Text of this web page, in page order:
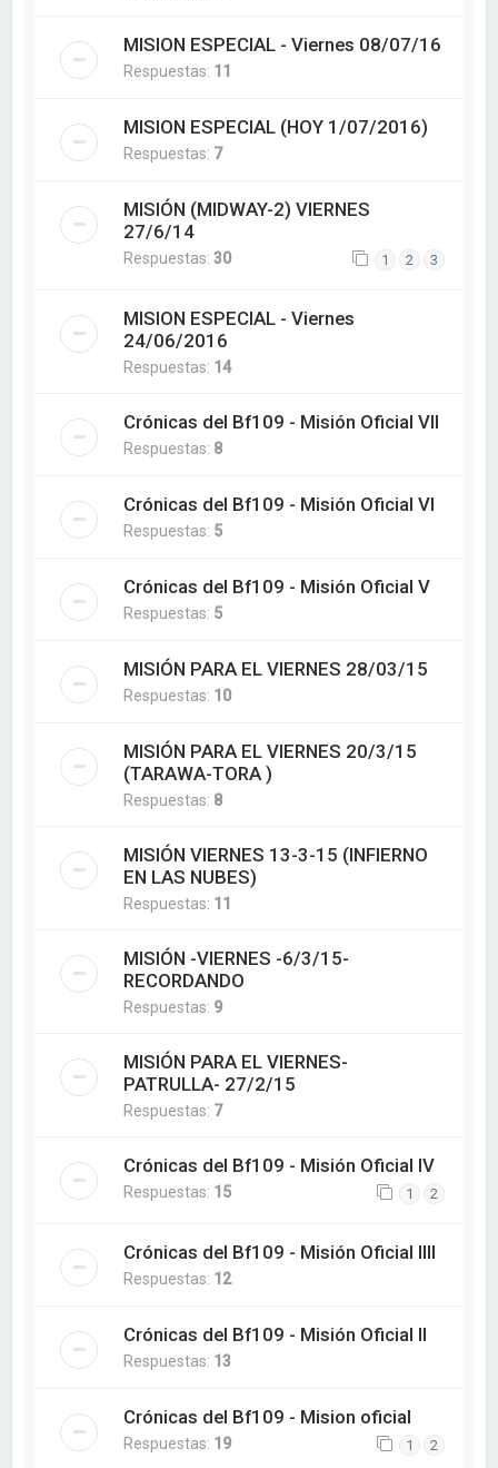
MISION ESPECIAL - Viernes 08/07/16
Respuestas: 11
MISION ESPECIAL (HOY 1/07/2016)
Respuestas: 7
MISIÓN (MIDWAY-2) VIERNES
27/6/14
Respuestas:30 1 2 3
MISION ESPECIAL - Viernes
24/06/2016
Respuestas: 14
Crónicas del Bf109 - Misión Oficial VII
Respuestas: 8
Crónicas del Bf109 - Misión Oficial VI
Respuestas: 5
Crónicas del Bf109 - Misión Oficial V
Respuestas: 5
MISIÓN PARA EL VIERNES 28/03/15
Respuestas: 10
MISIÓN PARA EL VIERNES 20/3/15
(TARAWA-TORA )
Respuestas: 8
MISIÓN VIERNES 13-3-15 (INFIERNO
EN LAS NUBES)
Respuestas: 11
MISIÓN -VIERNES -6/3/15-
RECORDANDO
Respuestas: 9
MISIÓN PARA EL VIERNES-
PATRULLA- 27/2/15
Respuestas: 7
Crónicas del Bf109 - Misión Oficial IV
Respuestas: 15 1 2
Crónicas del Bf109 - Misión Oficial IIII
Respuestas: 12
Crónicas del Bf109 - Misión Oficial II
Respuestas: 13
Crónicas del Bf109 - Mision oficial
Respuestas: 19 1 2